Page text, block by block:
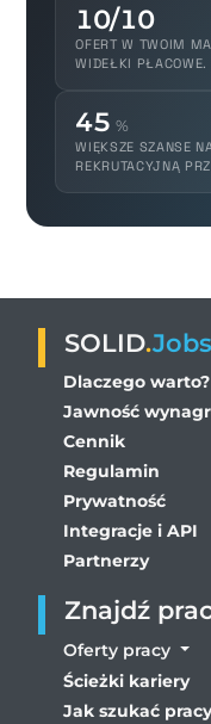
10/10
OFERT W TWOIM
WIDEŁKI PŁACOWE.
45 %
WIĘKSZE SZANSE
REKRUTACYJNĄ
SOLID.Jobs
Dlaczego warto?
Jawność
Cennik
Regulamin
Prywatność
Integracje i API
Partnerzy
Znajdź
Oferty pracy
Ścieżki kariery
Jak szukać